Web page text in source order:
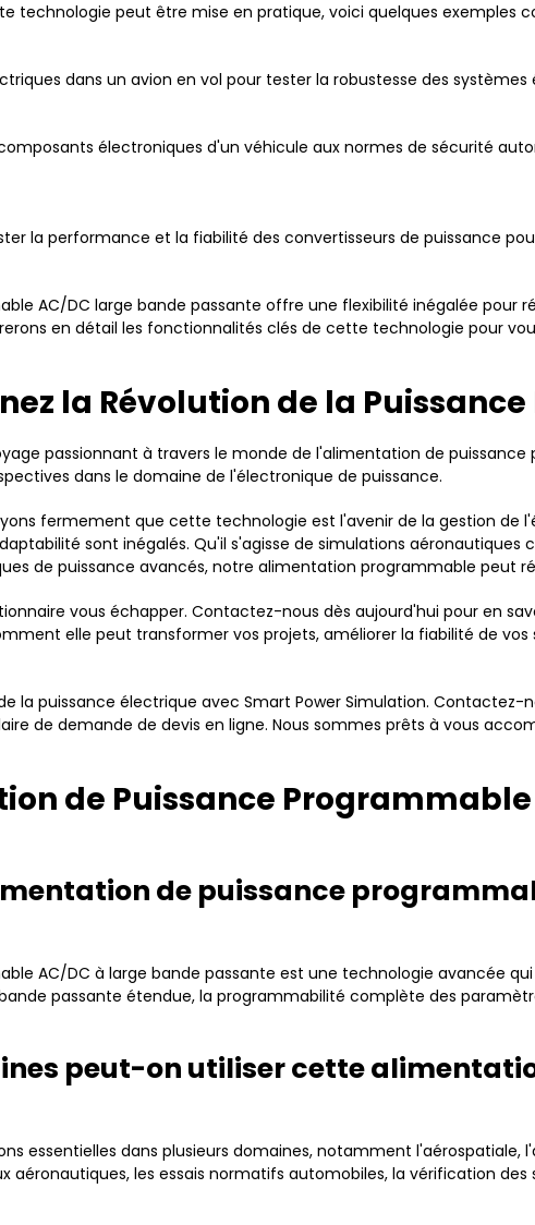
technologie peut être mise en pratique, voici quelques exemples
dans un avion en vol pour tester la robustesse des systèmes
électroniques d'un véhicule aux normes de sécurité
la performance et la fiabilité des convertisseurs de puissance
AC/DC large bande passante offre une flexibilité inégalée pour
en détail les fonctionnalités clés de cette technologie pour
la Révolution de la
passionnant à travers le monde de l'alimentation de
dans le domaine de l'électronique de puissance.
fermement que cette technologie est l'avenir de la gestion de
sont inégalés. Qu'il s'agisse de simulations
de puissance avancés, notre alimentation programmable peut
vous échapper. Contactez-nous dès aujourd'hui pour en
elle peut transformer vos projets, améliorer la fiabilité de
la puissance électrique avec Smart Power Simulation.
de demande de devis en ligne. Nous sommes prêts à vous
de Puissance Programmable
de puissance
AC/DC à large bande passante est une technologie avancée
passante étendue, la programmabilité complète des
peut-on utiliser cette
essentielles dans plusieurs domaines, notamment l'aérospatiale,
aéronautiques, les essais normatifs automobiles, la vérification